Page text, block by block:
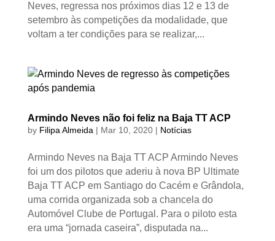
Neves, regressa nos próximos dias 12 e 13 de
setembro às competições da modalidade, que
voltam a ter condições para se realizar,...
Armindo Neves não foi feliz na Baja TT ACP
by Filipa Almeida | Mar 10, 2020| Notícias
Armindo Neves na Baja TT ACP Armindo Neves
foi um dos pilotos que aderiu à nova BP Ultimate
Baja TT ACP em Santiago do Cacém e Grândola,
uma corrida organizada sob a chancela do
Automóvel Clube de Portugal. Para o piloto esta
era uma “jornada caseira”, disputada na...